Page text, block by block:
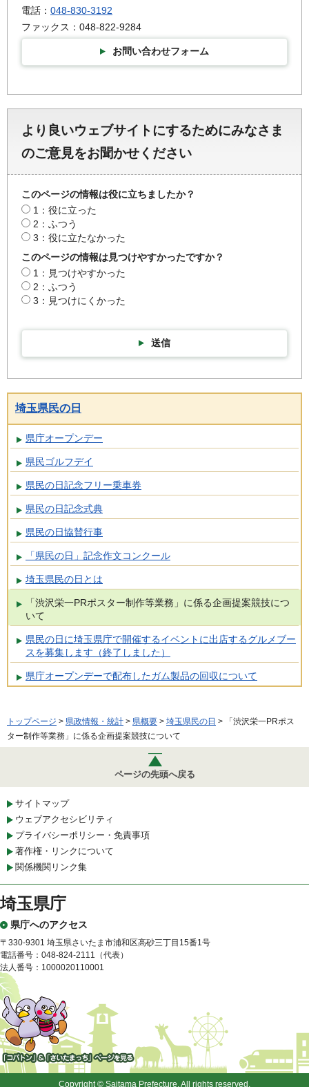
電話： 048-830-3192
ファックス：048-822-9284
お問い合わせフォーム
より良いウェブサイトにするためにみなさま
のご意見をお聞かせください
このページの情報は役に立ちましたか？
1：役に立った
2：ふつう
3：役に立たなかった
このページの情報は見つけやすかったですか？
1：見つけやすかった
2：ふつう
3：見つけにくかった
送信
埼玉県民の日
県庁オープンデー
県民ゴルフデイ
県民の日記念フリー乗車券
県民の日記念式典
県民の日協賛行事
「県民の日」記念作文コンクール
埼玉県民の日とは
「渋沢栄一PRポスター制作等業務」に係る企画提案競技につ
いて
県民の日に埼玉県庁で開催するイベントに出店するグルメブー
スを募集します（終了しました）
県庁オープンデーで配布したガム製品の回収について
トップページ > 県政情報・統計 > 県概要 > 埼玉県民の日 > 「渋沢栄一PRポス
ター制作等業務」に係る企画提案競技について
ページの先頭へ戻る
サイトマップ
ウェブアクセシビリティ
プライバシーポリシー・免責事項
著作権・リンクについて
関係機関リンク集
埼玉県庁
県庁へのアクセス
〒330-9301 埼玉県さいたま市浦和区高砂三丁目15番1号
電話番号：048-824-2111（代表）
法人番号：1000020110001
「コバトン」&「さいたまっ
Copyright © Saitama Prefecture. All rights reserved.